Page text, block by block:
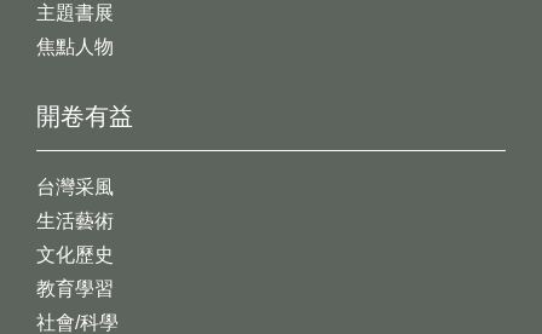
開卷有益
台灣采風
生活藝術
文化歷史
教育學習
社會/科學
主題書展
焦點人物